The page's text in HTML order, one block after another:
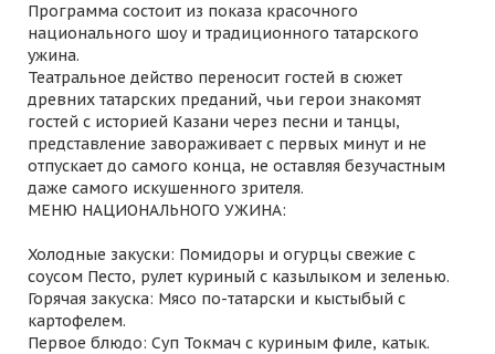
Программа состоит из показа красочного
национального шоу и традиционного татарского
ужина.
Театральное действо переносит гостей в сюжет
древних татарских преданий, чьи герои знакомят
гостей с историей Казани через песни и танцы,
представление завораживает с первых минут и не
отпускает до самого конца, не оставляя безучастным
даже самого искушенного зрителя.
МЕНЮ НАЦИОНАЛЬНОГО УЖИНА:
Холодные закуски: Помидоры и огурцы свежие с
соусом Песто, рулет куриный с казылыком и зеленью.
Горячая закуска: Мясо по-татарски и кыстыбый с
картофелем.
Первое блюдо: Суп Токмач с куриным филе, катык.